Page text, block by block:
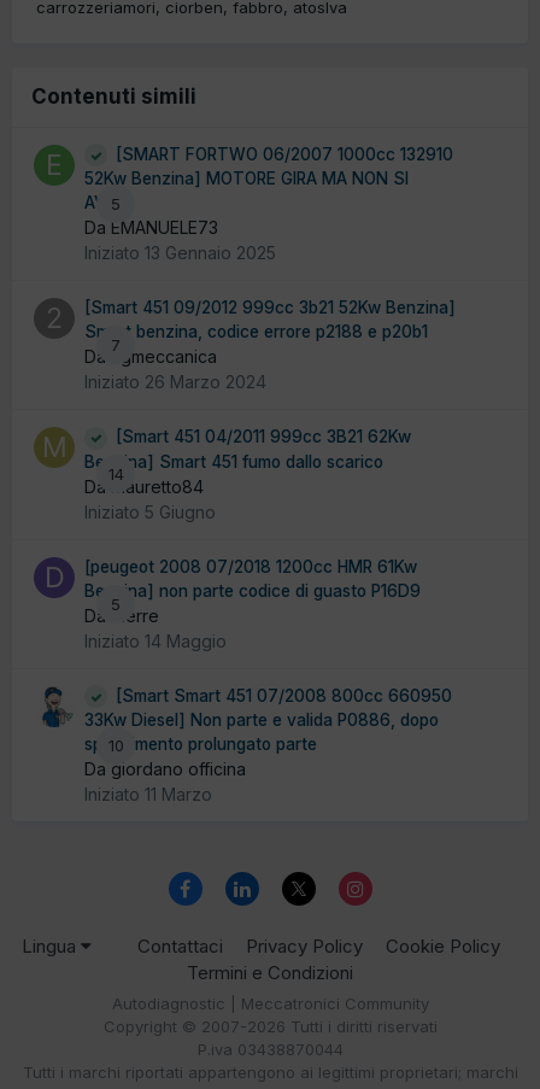
carrozzeriamori
ciorben fabbro atoslva
Contenuti simili
5
[SMART FORTWO 06/2007 1000cc 132910
52Kw Benzina] MOTORE GIRA MA NON SI
AVVIA
Da EMANUELE73
Iniziato 13 Gennaio 2025
7
[Smart 451 09/2012 999cc 3b21 52Kw Benzina]
Smart benzina, codice errore p2188 e p20b1
Da 2gmeccanica
Iniziato 26 Marzo 2024
14
[Smart 451 04/2011 999cc 3B21 62Kw
Benzina] Smart 451 fumo dallo scarico
Da Mauretto84
Iniziato 5 Giugno
5
[peugeot 2008 07/2018 1200cc HMR 61Kw
Benzina] non parte codice di guasto P16D9
Da dierre
Iniziato 14 Maggio
10
[Smart Smart 451 07/2008 800cc 660950
33Kw Diesel] Non parte e valida P0886, dopo
spegnimento prolungato parte
Da giordano officina
Iniziato 11 Marzo
Lingua Contattaci Privacy Policy
Cookie Policy
Termini e Condizioni
Autodiagnostic | Meccatronici Community
Copyright © 2007-2026 Tutti i diritti riservati
P.iva 03438870044
Tutti i marchi riportati appartengono ai legittimi proprietari; marchi